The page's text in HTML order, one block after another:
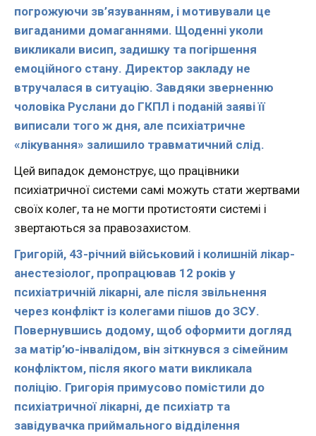
погрожуючи зв’язуванням, і мотивували це
вигаданими домаганнями. Щоденні уколи
викликали висип, задишку та погіршення
емоційного стану. Директор закладу не
втручалася в ситуацію. Завдяки зверненню
чоловіка Руслани до ГКПЛ і поданій заяві її
виписали того ж дня, але психіатричне
«лікування» залишило травматичний слід.
Цей випадок демонструє, що працівники
психіатричної системи самі можуть стати жертвами
своїх колег, та не могти протистояти системі і
звертаються за правозахистом.
Григорій, 43-річний військовий і колишній лікар-
анестезіолог, пропрацював 12 років у
психіатричній лікарні, але після звільнення
через конфлікт із колегами пішов до ЗСУ.
Повернувшись додому, щоб оформити догляд
за матір’ю-інвалідом, він зіткнувся з сімейним
конфліктом, після якого мати викликала
поліцію. Григорія примусово помістили до
психіатричної лікарні, де психіатр та
завідувачка приймального відділення